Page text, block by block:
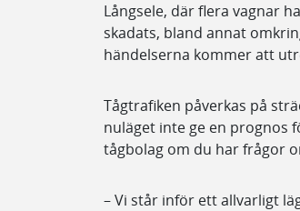
Långsele, där flera vagnar
skadats, bland annat
händelserna kommer att
Tågtrafiken påverkas på
nuläget inte ge en prognos
tågbolag om du har frågor
– Vi står inför ett allvarligt